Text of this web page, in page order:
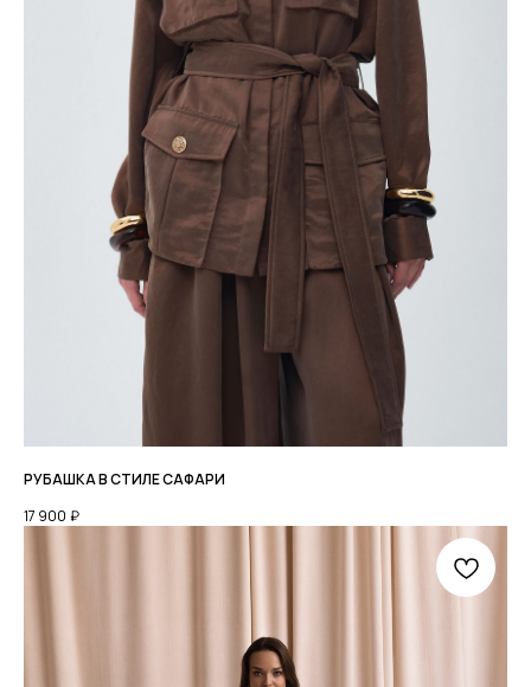
РУБАШКА В СТИЛЕ САФАРИ
17 900 ₽
TELEGRAM
ДОСТАВКА
ОПЛАТА
КОНТАКТЫ
+7 952 771 85 89
О БРЕНДЕ LOOKBOOK